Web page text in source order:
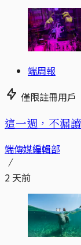
端周報
僅限註冊用戶
這一週，不漏
端傳媒編輯部
2 天前